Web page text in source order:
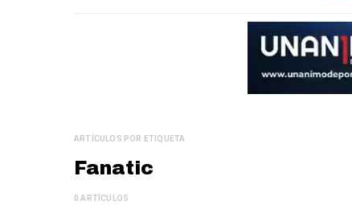
ARTÍCULOS POR ETIQUETA
Fanatic
0 ARTÍCULOS